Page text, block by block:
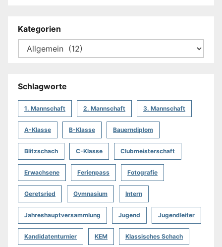
Kategorien
Schlagworte
1. Mannschaft 2. Mannschaft 3. Mannschaft
A-Klasse B-Klasse Bauerndiplom
Blitzschach C-Klasse Clubmeisterschaft
Erwachsene Ferienpass Fotografie
Geretsried Gymnasium Intern
Jahreshauptversammlung Jugend Jugendleiter
Kandidatenturnier KEM Klassisches Schach